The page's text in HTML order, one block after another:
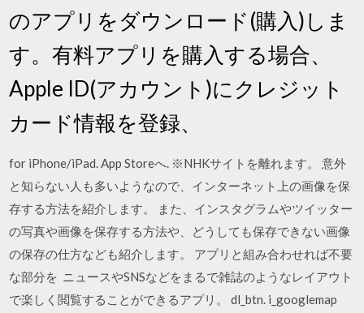
のアプリをダウンロード(購入)しま
す。有料アプリを購入する場合、
Apple ID(アカウント)にクレジット
カード情報を登録、
for iPhone/iPad. App Storeへ. ※NHKサイトを離れます。 意外
と知らない人も多いようなので、インターネット上の画像を保
存する方法を紹介します。 また、インスタグラムやツイッター
の写真や画像を保存する方法や、どうしても保存できない画像
の保存の仕方なども紹介します。 アプリと組み合わせれば不要
な部分を ニュースやSNSなどをまるで雑誌のようなレイアウト
で楽しく閲覧することができるアプリ。 dl_btn. i_googlemap